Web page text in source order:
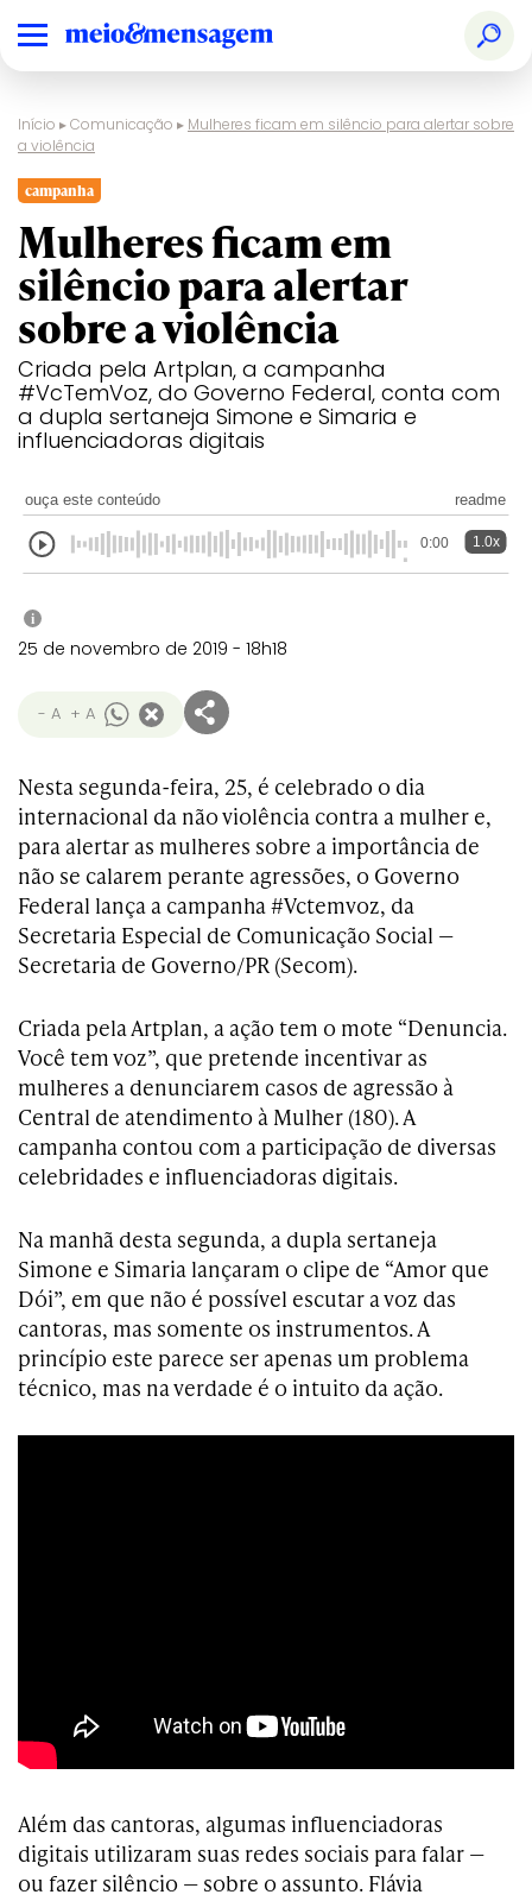
Início ▸Comunicação ▸ Mulheres ficam em silêncio para alertar sobre
a violência
campanha
Mulheres ficam em
silêncio para alertar
sobre a violência
Criada pela Artplan, a campanha
#VcTemVoz, do Governo Federal, conta com
a dupla sertaneja Simone e Simaria e
influenciadoras digitais
ouça este conteúdo readme
0:00 1.0x
i
25 de novembro de 2019 - 18h18
- A + A
Nesta segunda-feira, 25, é celebrado o dia
internacional da não violência contra a mulher e,
para alertar as mulheres sobre a importância de
não se calarem perante agressões, o Governo
Federal lança a campanha #Vctemvoz, da
Secretaria Especial de Comunicação Social —
Secretaria de Governo/PR (Secom).
Criada pela Artplan, a ação tem o mote “Denuncia.
Você tem voz”, que pretende incentivar as
mulheres a denunciarem casos de agressão à
Central de atendimento à Mulher (180). A
campanha contou com a participação de diversas
celebridades e influenciadoras digitais.
Na manhã desta segunda, a dupla sertaneja
Simone e Simaria lançaram o clipe de “Amor que
Dói”, em que não é possível escutar a voz das
cantoras, mas somente os instrumentos. A
princípio este parece ser apenas um problema
técnico, mas na verdade é o intuito da ação.
Além das cantoras, algumas influenciadoras
digitais utilizaram suas redes sociais para falar —
ou fazer silêncio — sobre o assunto. Flávia